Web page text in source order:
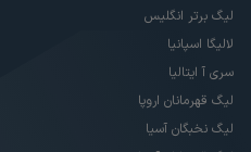
لیگ برتر انگلیس
لالیگا اسپانیا
سری آ ایتالیا
لیگ قهرمانان اروپا
لیگ نخبگان آسیا